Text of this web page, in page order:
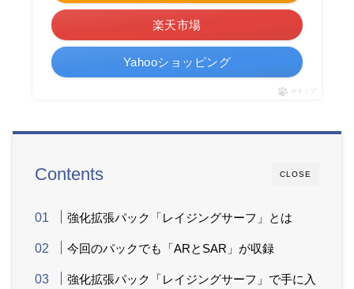
楽天市場
Yahooショッピング
ポチップ
CLOSE
Contents
強化拡張パック「レイジングサーフ」とは
今回のパックでも「ARとSAR」が収録
強化拡張パック「レイジングサーフ」で手に入